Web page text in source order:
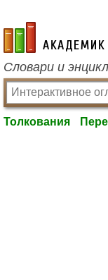
academic.ru
Словари и
Толкования